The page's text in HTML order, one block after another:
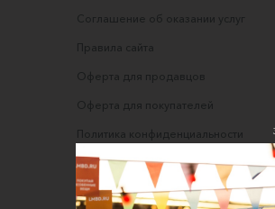
Соглашение об оказании услуг
Правила сайта
Оферта для продавцов
Оферта для покупателей
Политика конфиденциальности
Согласие на обработку